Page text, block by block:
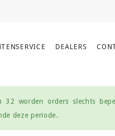
DEALERS
worden orders slechts
deze periode.